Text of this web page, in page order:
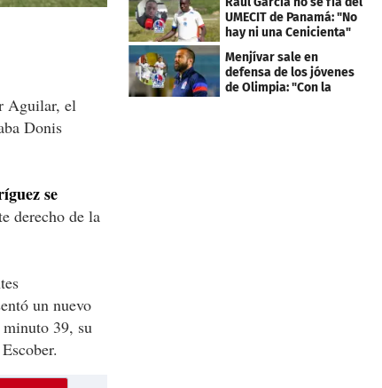
Aguilar, el
Donis
se
derecho de la
un nuevo
39, su
UMECIT de Panamá: "No
hay ni una Cenicienta"
Menjívar sale en
defensa de los jóvenes
de Olimpia: "Con la